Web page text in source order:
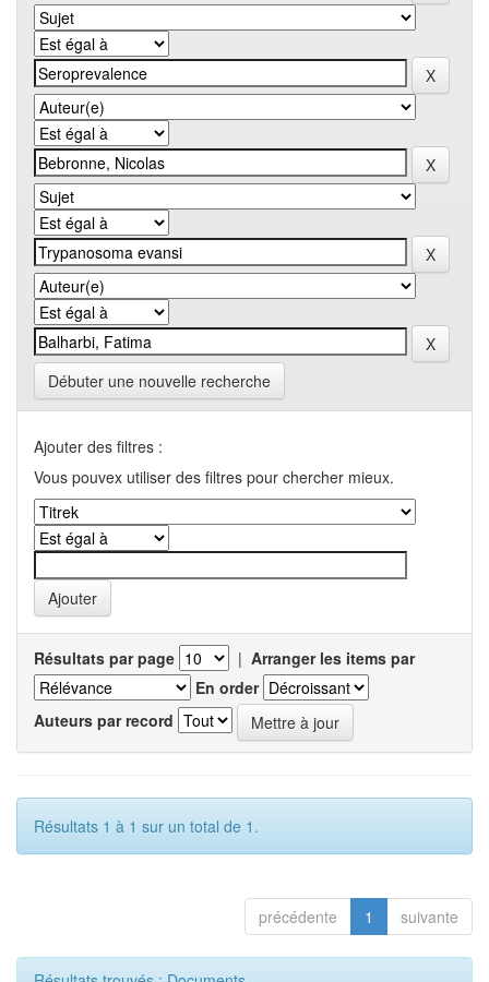
Débuter une nouvelle recherche
Ajouter des filtres :
Vous pouvex utiliser des filtres pour chercher mieux.
Résultats par page | Arranger les items par
En order
Auteurs par record
Résultats 1 à 1 sur un total de 1.
précédente 1 suivante